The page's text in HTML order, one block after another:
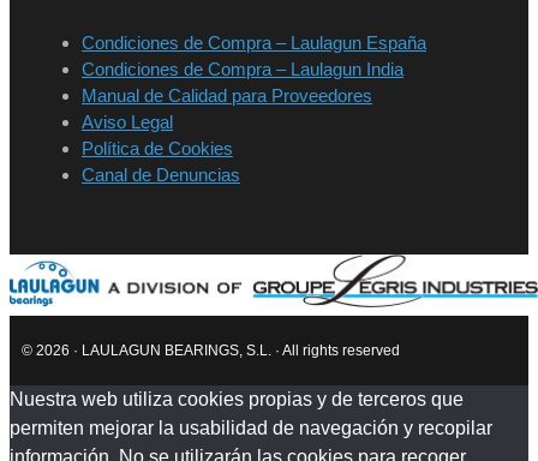
Condiciones de Compra – Laulagun España
Condiciones de Compra – Laulagun India
Manual de Calidad para Proveedores
Aviso Legal
Política de Cookies
Canal de Denuncias
© 2026 · LAULAGUN BEARINGS, S.L. · All rights reserved
Nuestra web utiliza cookies propias y de terceros que
permiten mejorar la usabilidad de navegación y recopilar